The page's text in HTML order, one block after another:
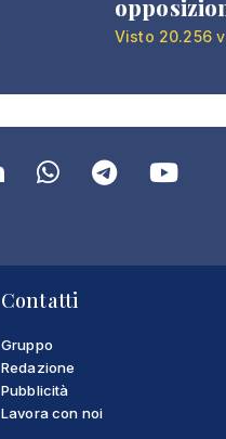
Visto 20.256
Contatti
Gruppo
Redazione
Pubblicità
Lavora con noi